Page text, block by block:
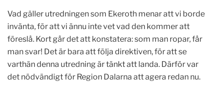
Vad gäller utredningen som Ekeroth menar att vi borde
invänta, för att vi ännu inte vet vad den kommer att
föreslå. Kort går det att konstatera: som man ropar, får
man svar! Det är bara att följa direktiven, för att se
varthän denna utredning är tänkt att landa. Därför var
det nödvändigt för Region Dalarna att agera redan nu.